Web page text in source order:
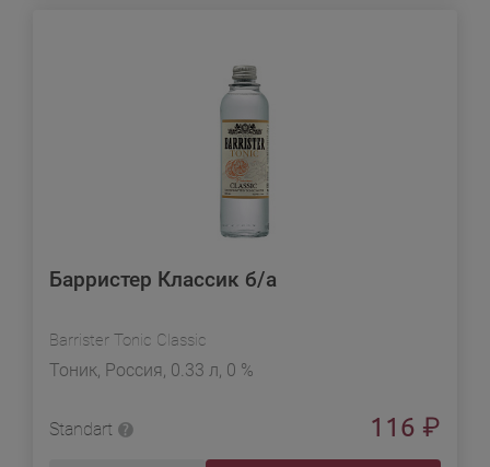
Барристер Классик б/а
Barrister Tonic Classic
Тоник, Россия, 0.33 л, 0 %
Standart 116 ₽